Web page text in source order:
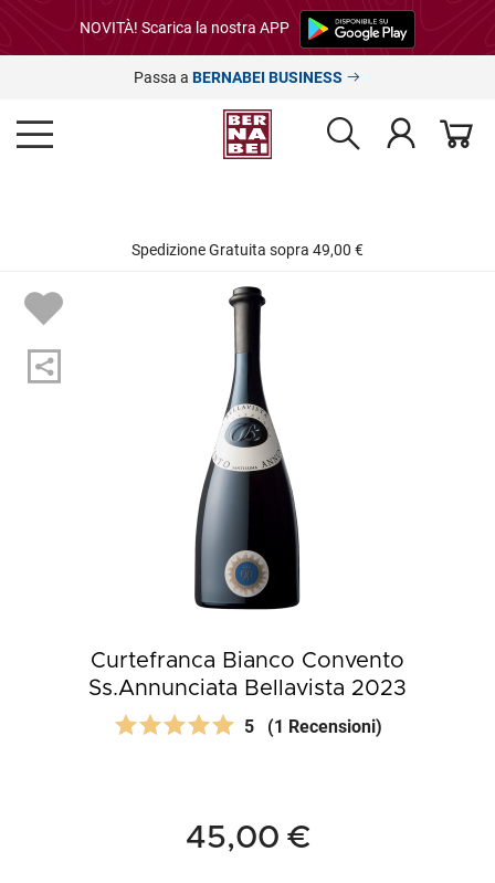
NOVITÀ! Scarica la nostra APP
Passa a BERNABEI BUSINESS
Spedizione Gratuita sopra 49,00 €
Curtefranca Bianco Convento
Ss.Annunciata Bellavista 2023
5 (1 Recensioni)
45,00 €